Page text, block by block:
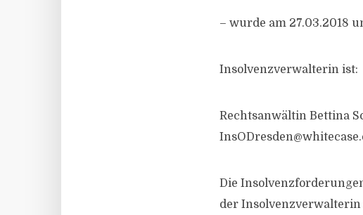
– wurde am 27.03.2018
Insolvenzverwalterin ist:
Rechtsanwältin Bettina
Die
der Insolvenzverwalterin